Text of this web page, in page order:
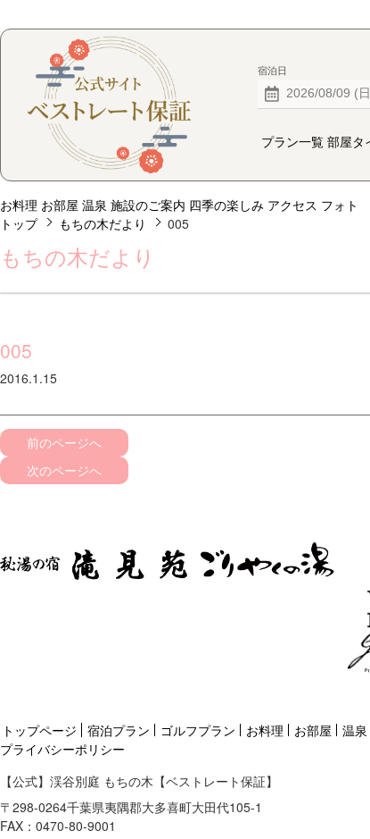
宿泊日
プラン一覧 部屋タ
お料理 お部屋 温泉 施設のご案内 四季の楽しみ アクセス フォト
トップ
もちの木だより 005
もちの木だより
005
2016.1.15
前のページへ
次のページへ
トップページ 宿泊プラン ゴルフプラン お料理 お部屋 温泉
プライバシーポリシー
【公式】渓谷別庭 もちの木【ベストレート保証】
〒 298-0264千葉県夷隅郡大多喜町大田代105-1
FAX：0470-80-9001